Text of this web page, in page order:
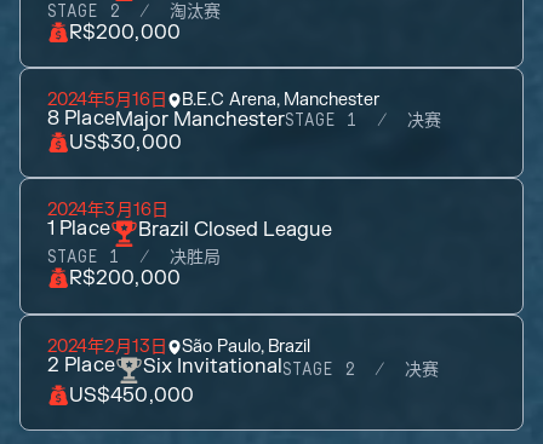
STAGE 2 淘汰赛
R$200,000
2024年5月16日 B.E.C Arena, Manchester
8 PlaceMajor ManchesterSTAGE 1 决赛
US$30,000
2024年3月16日
1 Place Brazil Closed League
STAGE 1 决胜局
R$200,000
2024年2月13日 São Paulo, Brazil
2 Place Six InvitationalSTAGE 2 决赛
US$450,000